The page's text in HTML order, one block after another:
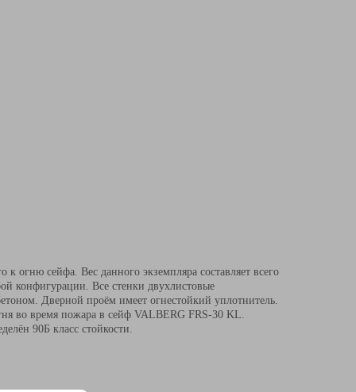
огню сейфа. Вес данного экземпляра составляет всего
конфигурации. Все стенки двухлистовые
Дверной проём имеет огнестойкий уплотнитель.
во время пожара в сейф VALBERG FRS-30 KL.
90Б класс стойкости.